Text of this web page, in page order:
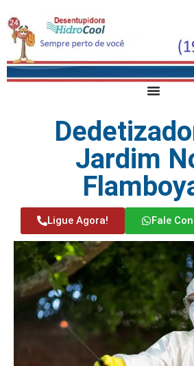
Jardim
Ligue Agora! Fale